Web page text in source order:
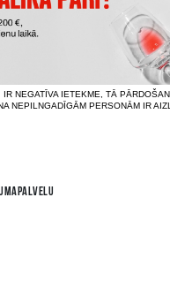
NEGATĪVA IETEKME, TĀ
NEPILNGADĪGĀM PERSONĀM IR